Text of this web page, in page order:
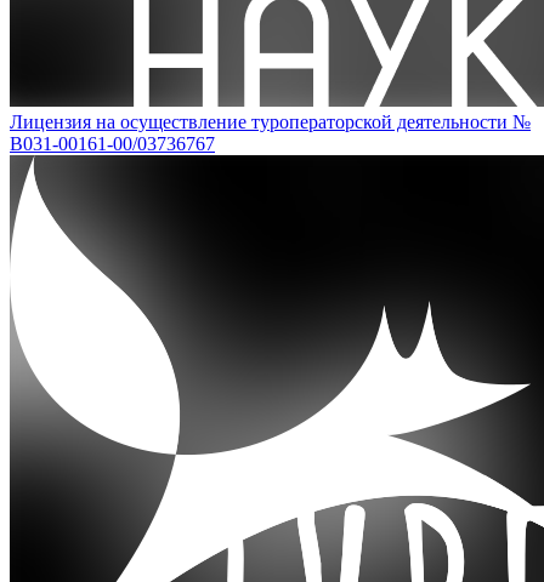
Лицензия на осуществление туроператорской деятельности №
В031-00161-00/03736767